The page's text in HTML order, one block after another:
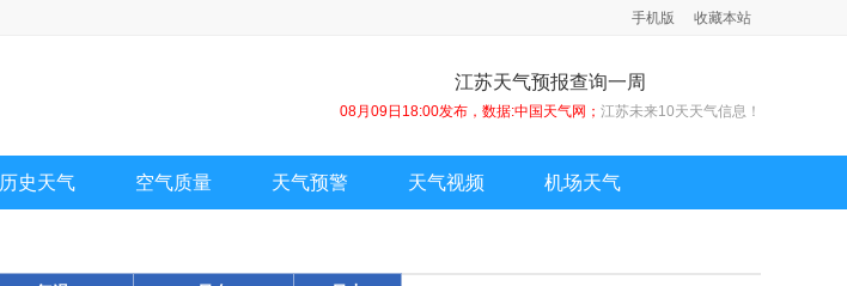
手机版 收藏本站
江苏天气预报查询一周
08月09日18:00发布，数据:中国天气网； 江苏未来10天天气信息！
历史天气 空气质量 天气预警 天气视频 机场天气